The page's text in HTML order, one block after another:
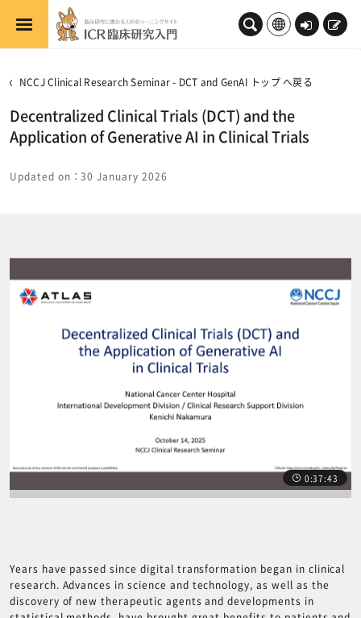
メインコンテンツへスキップする
ロ
イ
ン
新
NCCJ Clinical Research Seminar - DCT and GenAI トップ へ戻る
Decentralized Clinical Trials (DCT) and the
Application of Generative AI in Clinical Trials
Updated on：30 January 2026
0:37:43
Years have passed since digital transformation began in clinical
research. Advances in science and technology, as well as the
discovery of new therapeutic agents and developments in